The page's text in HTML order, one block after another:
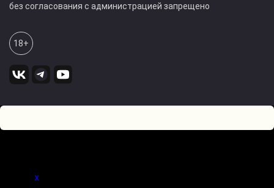
без согласования с администрацией запрещено
18+
x